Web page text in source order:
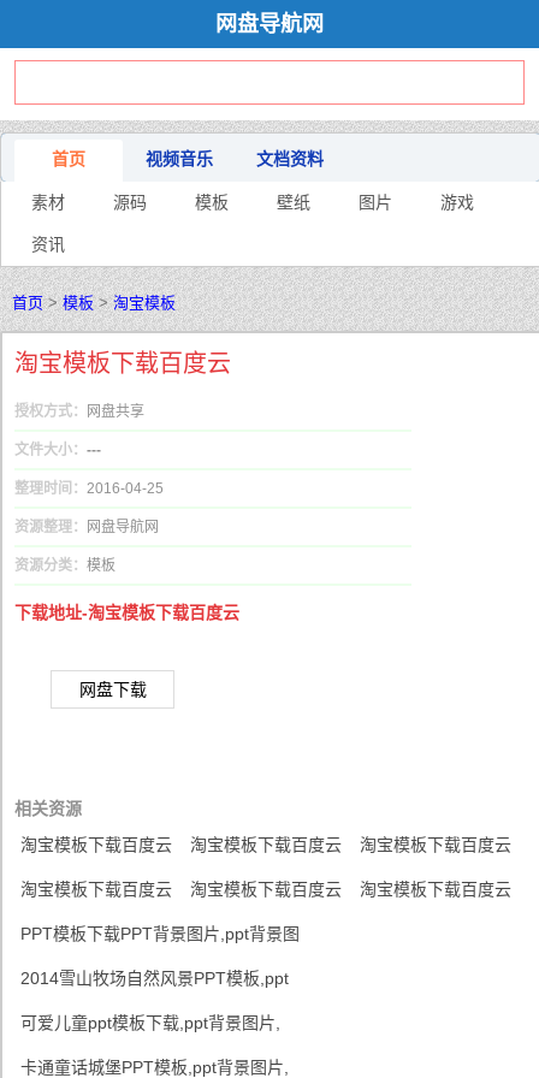
网盘导航网
首页 视频音乐 文档资料
素材 源码 模板 壁纸 图片 游戏
资讯
首页>模板>淘宝模板
淘宝模板下载百度云
授权方式： 网盘共享
文件大小： ---
整理时间： 2016-04-25
资源整理： 网盘导航网
资源分类： 模板
下载地址-淘宝模板下载百度云
网盘下载
相关资源
淘宝模板下载百度云
淘宝模板下载百度云 淘宝模板下载百度云
淘宝模板下载百度云 淘宝模板下载百度云 淘宝模板下载百度云
PPT模板下载PPT背景图片,ppt背景图
2014雪山牧场自然风景PPT模板,ppt
可爱儿童ppt模板下载,ppt背景图片,
卡通童话城堡PPT模板,ppt背景图片,